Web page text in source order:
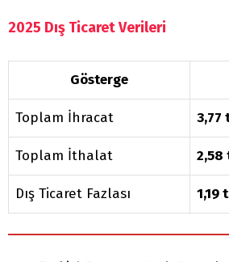
2025 Dış Ticaret Verileri
Gösterge
Toplam İhracat 3,77
Toplam İthalat 2,58
Dış Ticaret Fazlası 1,19